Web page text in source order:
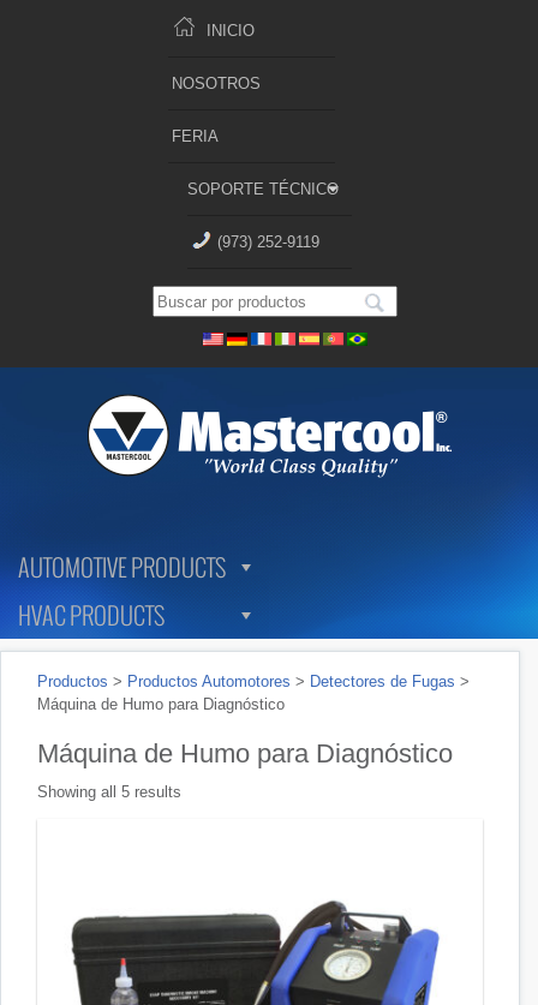
INICIO
NOSOTROS
FERIA
SOPORTE TÉCNICO
(973) 252-9119
AUTOMOTIVE PRODUCTS
HVAC PRODUCTS
Productos > Productos Automotores > Detectores de Fugas >
Máquina de Humo para Diagnóstico
Máquina de Humo para Diagnóstico
Showing all 5 results